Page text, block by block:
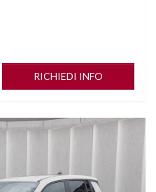
RICHIEDI INFO